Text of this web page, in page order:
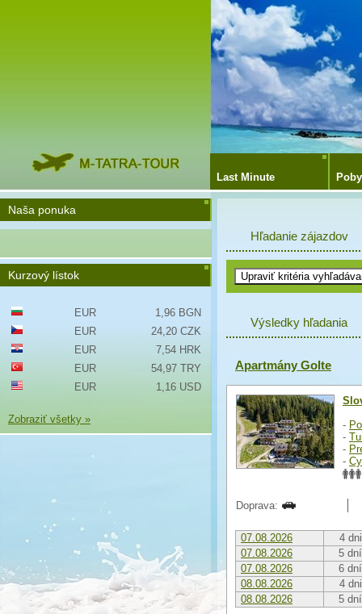
Last Minute
Hľadanie zájazdov
Výsledky hľadania
Apartmány Golte
-
-
-
-
Doprava:
07.08.2026
4 dni
07.08.2026
5 dní
07.08.2026
6 dní
08.08.2026
4 dni
08.08.2026
5 dní
Naša ponuka
Kurzový lístok
EUR
1,96 BGN
EUR
24,20 CZK
EUR
7,54 HRK
EUR
54,97 TRY
EUR
1,16 USD
Zobraziť všetky »